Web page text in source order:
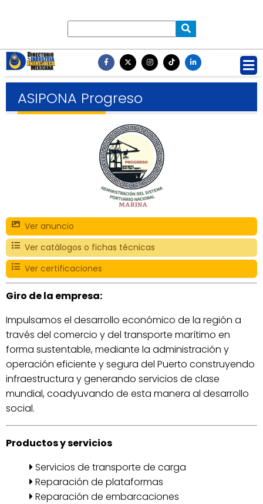
ASIPONA Progreso
Ver anuncio
Ver catálogos o fichas técnicas
Ver certificaciones
Giro de la empresa:
Impulsamos el desarrollo económico de la región a
través del comercio y del transporte marítimo en
forma sustentable, mediante la administración y
operación eficiente y segura del Puerto construyendo
infraestructura y generando servicios de clase
mundial, coadyuvando de esta manera al desarrollo
social.
Productos y servicios
Servicios de transporte de carga
Reparación de plataformas
Reparación de embarcaciones